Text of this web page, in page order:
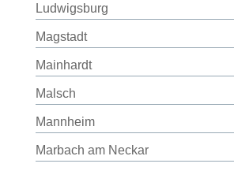
Ludwigsburg
Magstadt
Mainhardt
Malsch
Mannheim
Marbach am Neckar